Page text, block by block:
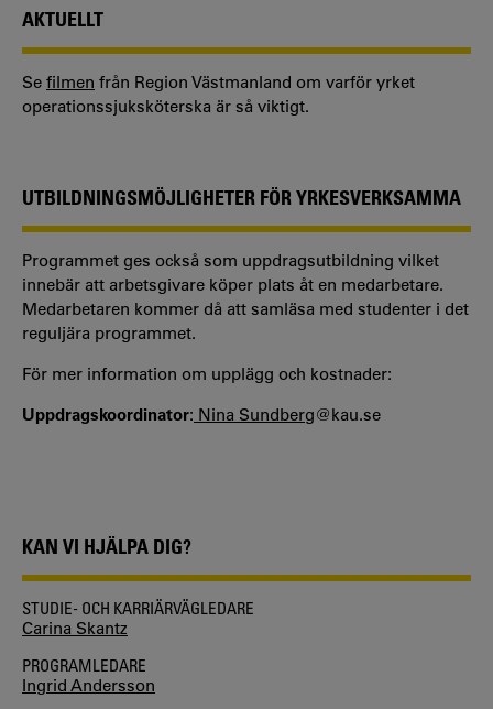
AKTUELLT
Se filmen från Region Västmanland om varför yrket
operationssjuksköterska är så viktigt.
UTBILDNINGSMÖJLIGHETER FÖR YRKESVERKSAMMA
Programmet ges också som uppdragsutbildning vilket
innebär att arbetsgivare köper plats åt en medarbetare.
Medarbetaren kommer då att samläsa med studenter i det
reguljära programmet.
För mer information om upplägg och kostnader:
Uppdragskoordinator: Nina Sundberg@kau.se
KAN VI HJÄLPA DIG?
STUDIE- OCH KARRIÄRVÄGLEDARE
Carina Skantz
PROGRAMLEDARE
Ingrid Andersson